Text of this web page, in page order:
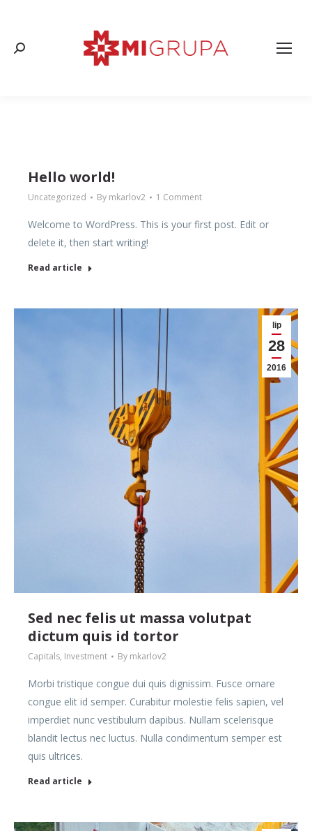
Search:
Hello world!
Uncategorized By mkarlov2 1 Comment
Welcome to WordPress. This is your first post. Edit or
delete it, then start writing!
Read article
lip
28
2016
Sed nec felis ut massa volutpat
dictum quis id tortor
Capitals, Investment By mkarlov2
Morbi tristique congue dui quis dignissim. Fusce ornare
congue elit id semper. Curabitur molestie felis sapien, vel
imperdiet nunc vestibulum dapibus. Nullam scelerisque
blandit lectus nec luctus. Nulla condimentum semper est
quis ultrices.
Read article